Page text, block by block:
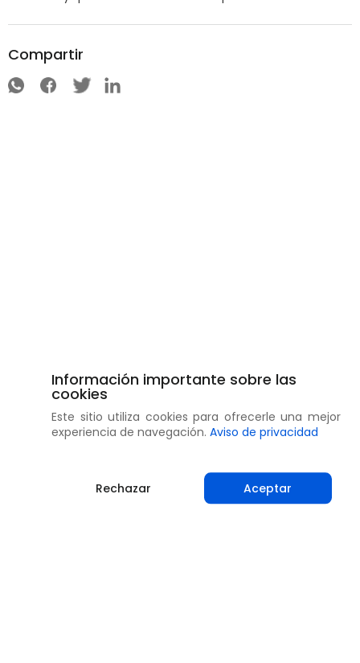
Compartir
Información importante sobre las
cookies
Este sitio utiliza cookies para ofrecerle una mejor
experiencia de navegación. Aviso de privacidad
Rechazar Aceptar